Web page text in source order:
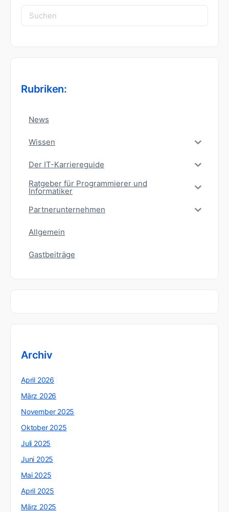
Suchen
nach:
Rubriken:
News
Wissen
Der IT-Karriereguide
Ratgeber für Programmierer und
Informatiker
Partnerunternehmen
Allgemein
Gastbeiträge
Archiv
April 2026
März 2026
November 2025
Oktober 2025
Juli 2025
Juni 2025
Mai 2025
April 2025
März 2025